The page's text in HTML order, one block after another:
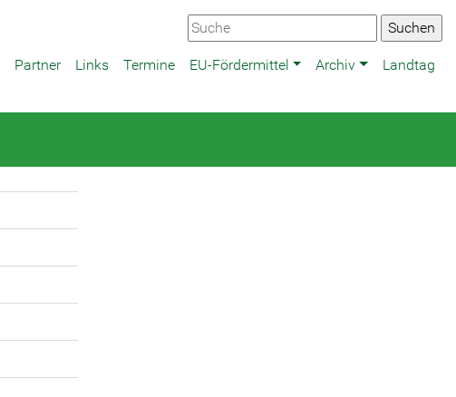
Partner Links Termine EU-Fördermittel Archiv Landtag